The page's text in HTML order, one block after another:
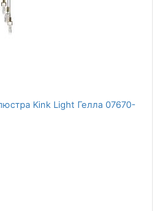
Kink Light Гелла 07670-